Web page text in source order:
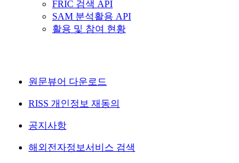
FRIC 검색 API
SAM 분석활용 API
활용 및 참여 현황
원문뷰어 다운로드
RISS 개인정보 재동의
공지사항
해외전자정보서비스 검색